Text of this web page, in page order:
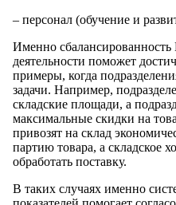
– персонал (обучение и
Именно
деятельности поможет
примеры, когда
задачи. Например,
складские площади, а
максимальные скидки на
привозят на склад
партию товара, а складское
обработать поставку.
В таких случаях именно